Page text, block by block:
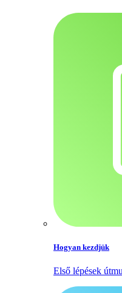
Hogyan kezdjük
Első lépések